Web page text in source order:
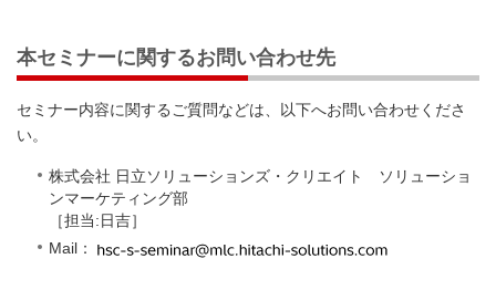
本セミナーに関するお問い合わせ先
セミナー内容に関するご質問などは、以下へお問い合わせくださ
い。
株式会社 日立ソリューションズ・クリエイト ソリューショ
ンマーケティング部
［担当:日吉］
Mail：